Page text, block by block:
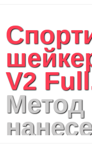
V2
Метод